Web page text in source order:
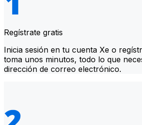
Regístrate gratis
Inicia sesión en tu cuenta Xe o
toma unos minutos, todo lo que
dirección de correo electrónico.